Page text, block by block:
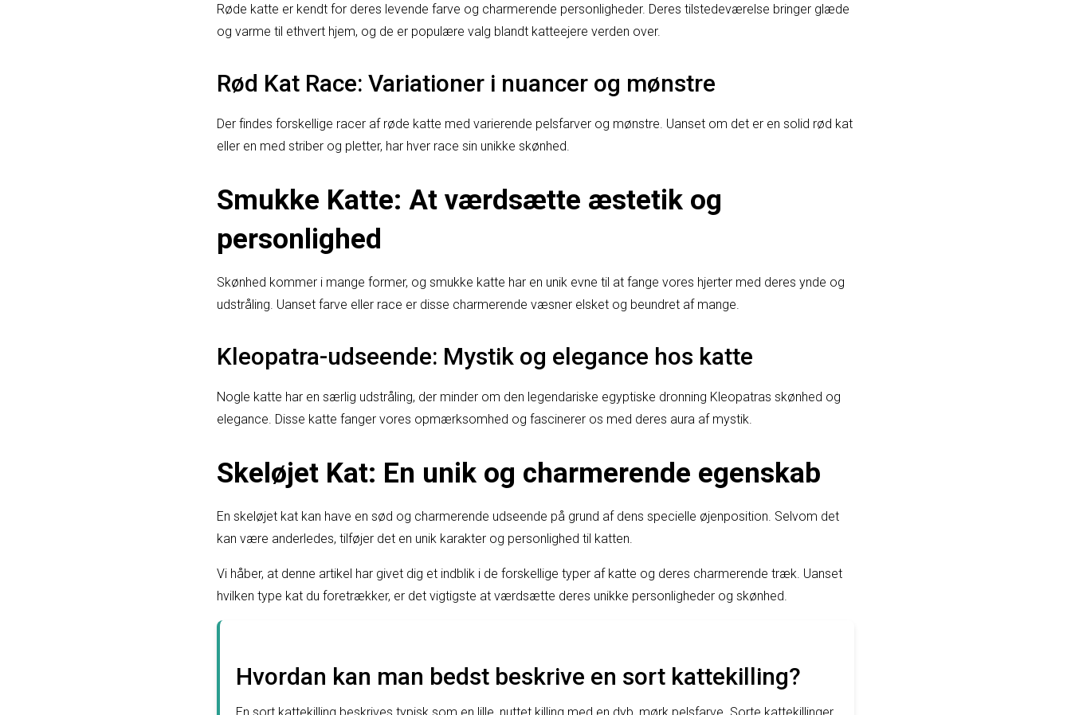
Røde katte er kendt for deres levende farve og charmerende personligheder. Deres tilstedeværelse bringer glæde
og varme til ethvert hjem, og de er populære valg blandt katteejere verden over.
Rød Kat Race: Variationer i nuancer og mønstre
Der findes forskellige racer af røde katte med varierende pelsfarver og mønstre. Uanset om det er en solid rød kat
eller en med striber og pletter, har hver race sin unikke skønhed.
Smukke Katte: At værdsætte æstetik og
personlighed
Skønhed kommer i mange former, og smukke katte har en unik evne til at fange vores hjerter med deres ynde og
udstråling. Uanset farve eller race er disse charmerende væsner elsket og beundret af mange.
Kleopatra-udseende: Mystik og elegance hos katte
Nogle katte har en særlig udstråling, der minder om den legendariske egyptiske dronning Kleopatras skønhed og
elegance. Disse katte fanger vores opmærksomhed og fascinerer os med deres aura af mystik.
Skeløjet Kat: En unik og charmerende egenskab
En skeløjet kat kan have en sød og charmerende udseende på grund af dens specielle øjenposition. Selvom det
kan være anderledes, tilføjer det en unik karakter og personlighed til katten.
Vi håber, at denne artikel har givet dig et indblik i de forskellige typer af katte og deres charmerende træk. Uanset
hvilken type kat du foretrækker, er det vigtigste at værdsætte deres unikke personligheder og skønhed.
Hvordan kan man bedst beskrive en sort kattekilling?